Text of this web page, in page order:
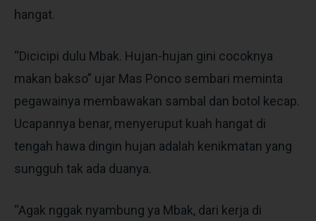
hangat.
“Dicicipi dulu Mbak. Hujan-hujan gini cocoknya
makan bakso” ujar Mas Ponco sembari meminta
pegawainya membawakan sambal dan botol kecap.
Ucapannya benar, menyeruput kuah hangat di
tengah hawa dingin hujan adalah kenikmatan yang
sungguh tak ada duanya.
“Agak nggak nyambung ya Mbak, dari kerja di